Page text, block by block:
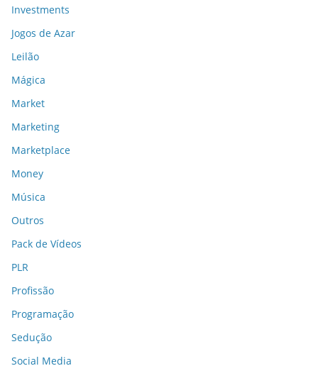
Investments
Jogos de Azar
Leilão
Mágica
Market
Marketing
Marketplace
Money
Música
Outros
Pack de Vídeos
PLR
Profissão
Programação
Sedução
Social Media